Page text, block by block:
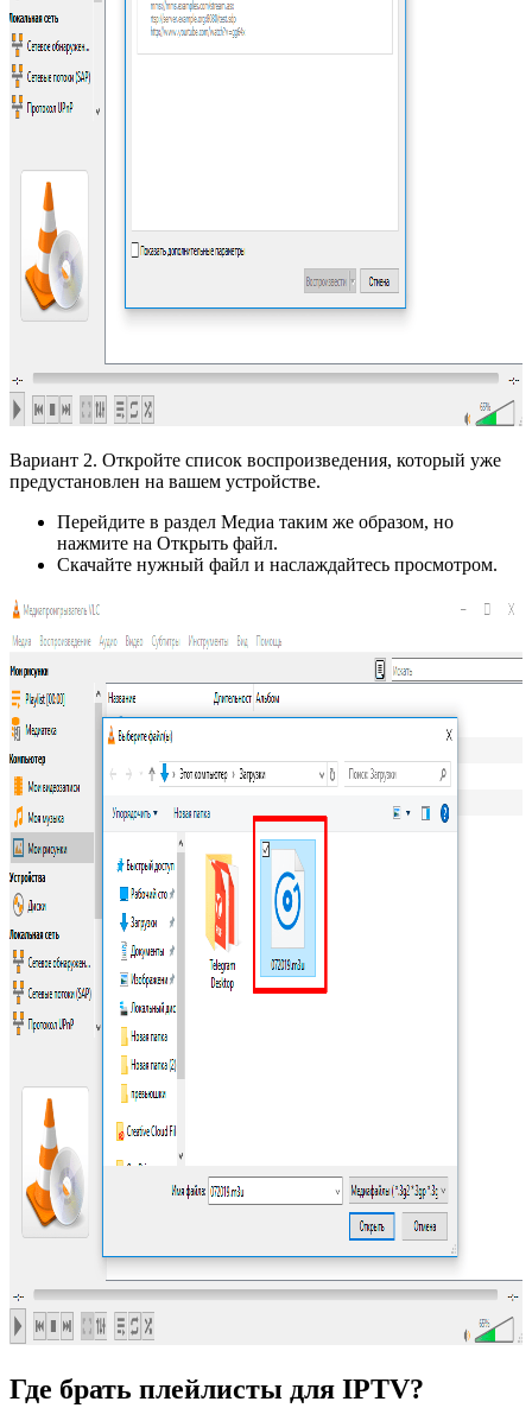
Вариант 2. Откройте список воспроизведения, который уже
предустановлен на вашем устройстве.
Перейдите в раздел Медиа таким же образом, но
нажмите на Открыть файл.
Скачайте нужный файл и наслаждайтесь просмотром.
Где брать плейлисты для IPTV?